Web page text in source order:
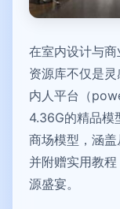
在室内设计与
资源库不仅是
内人平台（
4.36G的精品模
商场模型，涵盖
并附赠实用教
源盛宴。